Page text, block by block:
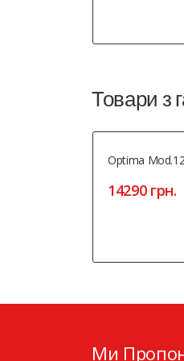
Товари з
Optima
14290 грн.
Ми